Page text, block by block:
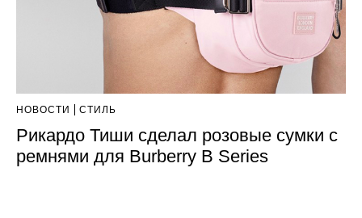
НОВОСТИ СТИЛЬ
Рикардо Тиши сделал розовые сумки с
ремнями для Burberry B Series